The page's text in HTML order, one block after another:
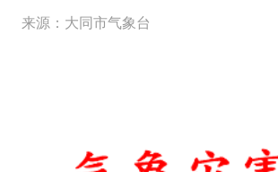
来源： 大同市气象台